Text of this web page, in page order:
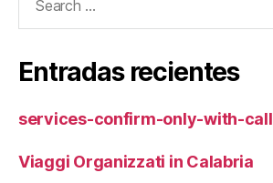
Entradas recientes
services-confirm-only-with-call
Viaggi Organizzati in Calabria